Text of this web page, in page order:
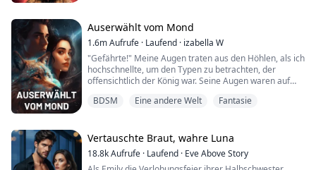
sie, ihre Jungfräulichkeit bei einer Auktion zu verkaufen.
Klaus und Liam sind Alphas aus einem erfolgreichen
Rudel. Sie haben ihre Schicksalsgefährtinnen nie
getroffen und wollten eigentlich auch nicht zur Auktion
gehen, aber sie änderten ihre Meinung, sobald sie
Scarletts Foto sahen... Eine wunderschöne Omega, mit
einem hungrigen Blick und der Haltung einer Kriegerin,
Die beiden kaufen sie und wissen, dass sie nicht ihre
Schicksalsgefährtin ist, aber das bedeutet nicht, dass
sie die Gelegenheit verpassen werden, dieser Frau zu
Auserwählt vom Mond
1.6mAufrufe · Laufend · izabella W
"Gefährte!" Meine Augen traten aus den Höhlen, als ich
hochschnellte, um den Typen zu betrachten, der
offensichtlich der König war. Seine Augen waren auf
Oh großartig. Deshalb kam er mir bekannt vor, er war
seine Gefährtin...
Oh... SCHEISSE!
BDSM Eine andere Welt Fantasie
Vertauschte Braut, wahre Luna
18.8kAufrufe · Laufend · Eve Above Story